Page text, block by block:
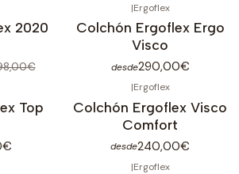
2020
|Ergoflex
Colchón Ergoflex Ergo
Visco
desde290,00€
Top
|Ergoflex
Colchón Ergoflex Visco
Comfort
desde240,00€
|Ergoflex